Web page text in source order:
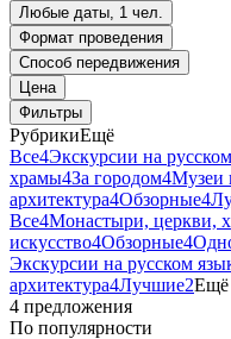
Любые даты, 1 чел.
Формат проведения
Способ передвижения
Цена
Фильтры
РубрикиЕщё
Все4Экскурсии на
храмы4За городом4Музеи
архитектура4Обзорные4
Все4Монастыри, церкви,
искусство4Обзорные4
Экскурсии на русском
архитектура4Лучшие2Ещё
4 предложения
По популярности